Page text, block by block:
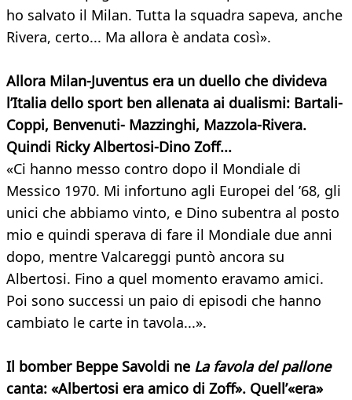
ho salvato il Milan. Tutta la squadra sapeva, anche
Rivera, certo... Ma allora è andata così».
Allora Milan-Juventus era un duello che divideva
l’Italia dello sport ben allenata ai dualismi: Bartali-
Coppi, Benvenuti- Mazzinghi, Mazzola-Rivera.
Quindi Ricky Albertosi-Dino Zoff...
«Ci hanno messo contro dopo il Mondiale di
Messico 1970. Mi infortuno agli Europei del ’68, gli
unici che abbiamo vinto, e Dino subentra al posto
mio e quindi sperava di fare il Mondiale due anni
dopo, mentre Valcareggi puntò ancora su
Albertosi. Fino a quel momento eravamo amici.
Poi sono successi un paio di episodi che hanno
cambiato le carte in tavola...».
Il bomber Beppe Savoldi ne La favola del pallone
canta: «Albertosi era amico di Zoff». Quell’«era»